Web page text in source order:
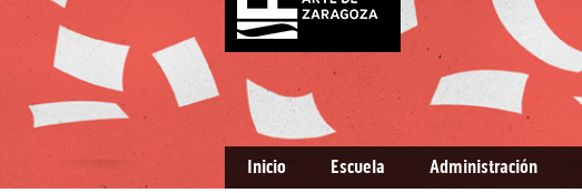
Inicio Escuela Administración